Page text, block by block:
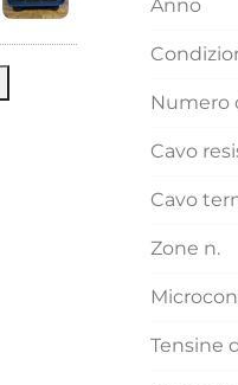
Anno
Numero
Cavo
Cavo
Zone n.
Tensine